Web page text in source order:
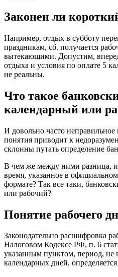
Законен ли
Например, отдых в субботу
праздникам, сб. получается
вытекающими. Допустим,
отдыха и условия по оплате 5
не реальны.
Что такое
календарный или
И довольно часто
понятия приводит к
склонны путать определение
В чем же между ними разница, и
время, указанное в
формате? Так все таки,
или рабочий?
Понятие рабочего
Законодательно расшифровка
Налоговом Кодексе РФ, п. 6
указанным пунктом, период,
календарных дней,